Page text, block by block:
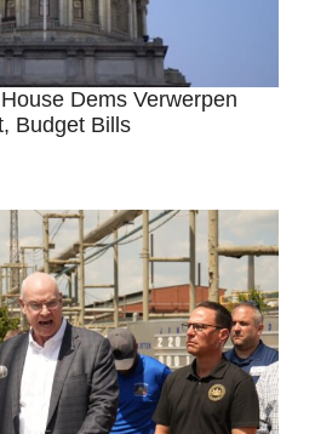
Dems Verwerpen
Budget Bills